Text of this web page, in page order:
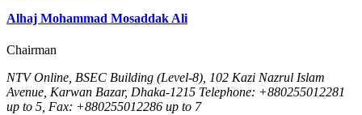
Alhaj Mohammad Mosaddak Ali
Chairman
NTV Online, BSEC Building (Level-8), 102 Kazi Nazrul Islam
Avenue, Karwan Bazar, Dhaka-1215 Telephone: +880255012281
up to 5, Fax: +880255012286 up to 7